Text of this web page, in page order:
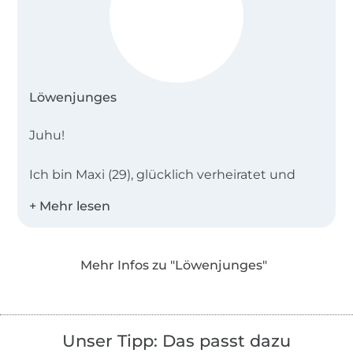
Löwenjunges
Juhu!
Ich bin Maxi (29), glücklich verheiratet und
Kinderkleidung - und habe mich seit dem
stetig weiterentwickelt.
Mehr Infos zu "Löwenjunges"
Unser Tipp: Das passt dazu